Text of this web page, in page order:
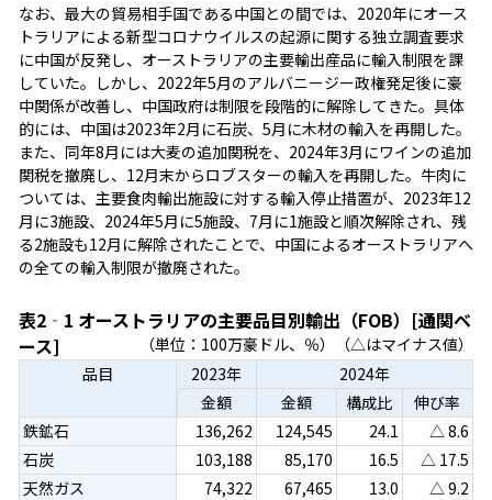
なお、最大の貿易相手国である中国との間では、2020年にオース
トラリアによる新型コロナウイルスの起源に関する独立調査要求
に中国が反発し、オーストラリアの主要輸出産品に輸入制限を課
していた。しかし、2022年5月のアルバニージー政権発足後に豪
中関係が改善し、中国政府は制限を段階的に解除してきた。具体
的には、中国は2023年2月に石炭、5月に木材の輸入を再開した。
また、同年8月には大麦の追加関税を、2024年3月にワインの追加
関税を撤廃し、12月末からロブスターの輸入を再開した。牛肉に
ついては、主要食肉輸出施設に対する輸入停止措置が、2023年12
月に3施設、2024年5月に5施設、7月に1施設と順次解除され、残
る2施設も12月に解除されたことで、中国によるオーストラリアへ
の全ての輸入制限が撤廃された。
表2‐1 オーストラリアの主要品目別輸出（FOB）[通関ベ
ース]
（単位：100万豪ドル、％）（△はマイナス値）
品目
2023年
2024年
金額
金額 構成比
伸び率
鉄鉱石
136,262 124,545 24.1
△ 8.6
石炭
103,188 85,170 16.5
△ 17.5
天然ガス
74,322 67,465 13.0
△ 9.2